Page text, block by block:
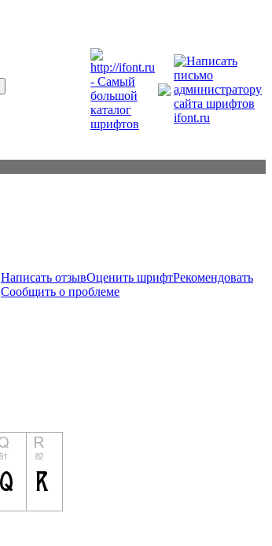
Написать отзывОценить шрифтРекомендовать
Сообщить о проблеме